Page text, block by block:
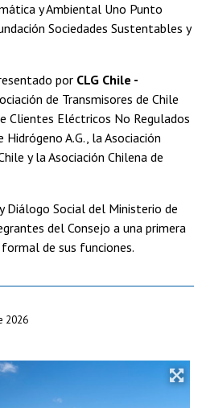
y Ambiental Uno Punto
Sociedades Sustentables y
por CLG Chile -
de Transmisores de Chile
Clientes Eléctricos No Regulados
Hidrógeno A.G., la Asociación
y la Asociación Chilena de
Diálogo Social del Ministerio de
del Consejo a una primera
de sus funciones.
2026